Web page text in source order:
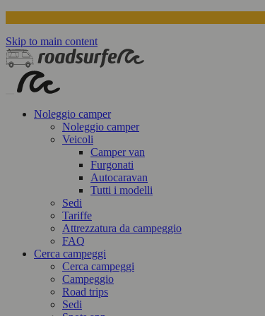
Skip to main content
Noleggio camper
Noleggio camper
Veicoli
Camper van
Furgonati
Autocaravan
Tutti i modelli
Sedi
Tariffe
Attrezzatura da campeggio
FAQ
Cerca campeggi
Cerca campeggi
Campeggio
Road trips
Sedi